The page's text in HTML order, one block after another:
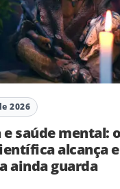
2026
saúde mental:
alcança
ainda guarda